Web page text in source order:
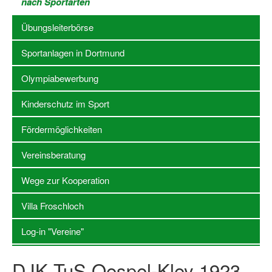
Stellenangebote SSB Dortmund
Vereine
Übungsleiterbörse
Sportanlagen in Dortmund
Olympiabewerbung
Kinderschutz im Sport
Fördermöglichkeiten
Vereinsberatung
Wege zur Kooperation
Villa Froschloch
Übungsleiterbörse
Sportanlagen in Dortmund
Olympiabewerbung
Kinderschutz im Sport
Fördermöglichkeiten
Vereinsberatung
Wege zur Kooperation
Villa Froschloch
Log-in "Vereine"